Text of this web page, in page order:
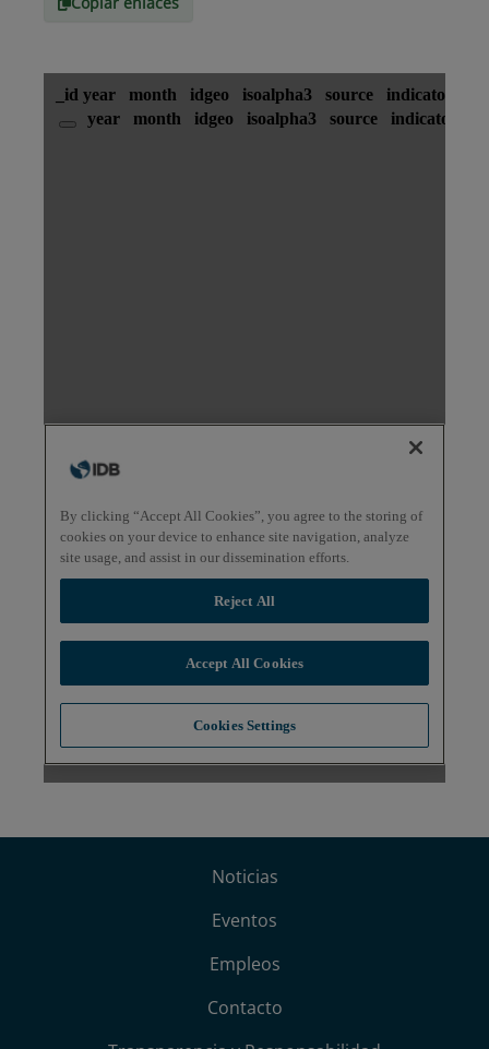
Noticias
Eventos
Empleos
Contacto